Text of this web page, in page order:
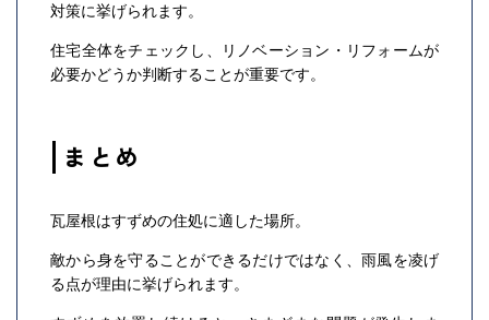
対策に挙げられます。
住宅全体をチェックし、リノベーション・リフォームが
必要かどうか判断することが重要です。
まとめ
瓦屋根はすずめの住処に適した場所。
敵から身を守ることができるだけではなく、雨風を凌げ
る点が理由に挙げられます。